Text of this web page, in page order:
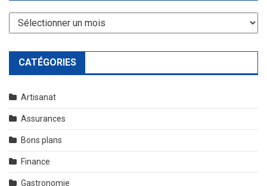
Archives
CATÉGORIES
Artisanat
Assurances
Bons plans
Finance
Gastronomie